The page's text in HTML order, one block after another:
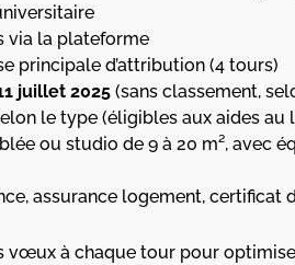
via la plateforme
principale d’attribution (4 tours)
juillet 2025 (sans classement,
le type (éligibles aux aides au
ou studio de 9 à 20 m², avec
assurance logement, certificat
vœux à chaque tour pour